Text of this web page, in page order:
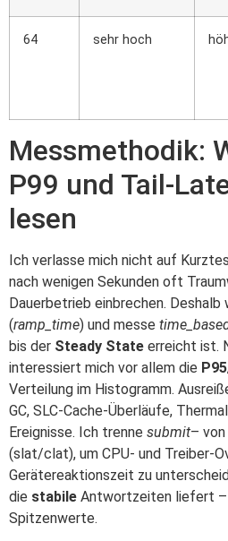
64 sehr hoch
Messmethodik:
P99 und Tail-
lesen
Ich verlasse mich nicht auf
nach wenigen Sekunden oft
Dauerbetrieb einbrechen.
(ramp_time) und messe
bis der Steady State erreicht ist.
interessiert mich vor allem die
Verteilung im Histogramm.
GC, SLC-Cache-Überläufe,
Ereignisse. Ich trenne submit– von
(slat/clat), um CPU- und Treiber-
Gerätereaktionszeit zu
die stabile Antwortzeiten liefert –
Spitzenwerte.